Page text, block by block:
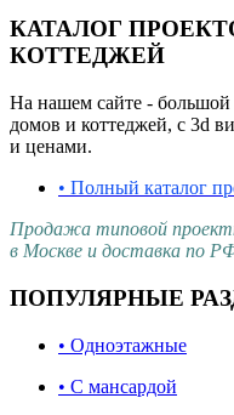
КАТАЛОГ
КОТТЕДЖЕЙ
На нашем сайте - большой
домов и коттеджей, с 3d
и ценами.
• Полный каталог
Продажа типовой
в Москве и доставка по
ПОПУЛЯРНЫЕ
• Одноэтажные
• С мансардой